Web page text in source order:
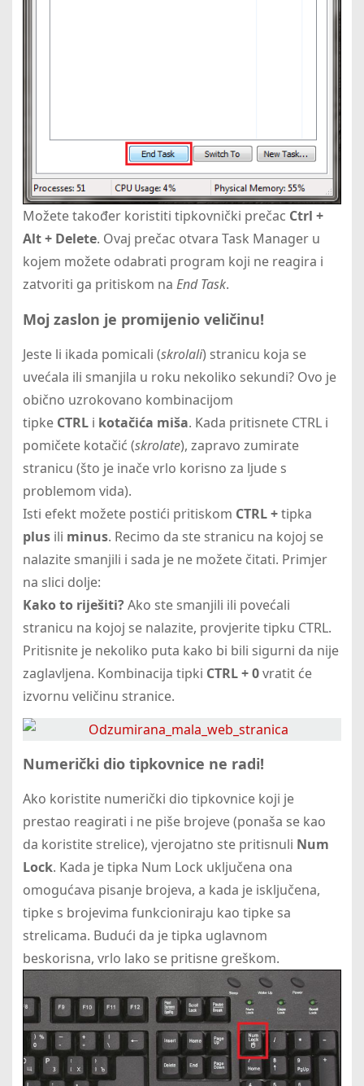
Možete također koristiti tipkovnički prečac Ctrl +
Alt + Delete. Ovaj prečac otvara Task Manager u
kojem možete odabrati program koji ne reagira i
zatvoriti ga pritiskom na End Task.
Moj zaslon je promijenio veličinu!
Jeste li ikada pomicali (skrolali) stranicu koja se
uvećala ili smanjila u roku nekoliko sekundi? Ovo je
obično uzrokovano kombinacijom
tipke CTRL i kotačića miša. Kada pritisnete CTRL i
pomičete kotačić (skrolate), zapravo zumirate
stranicu (što je inače vrlo korisno za ljude s
problemom vida).
Isti efekt možete postići pritiskom CTRL+tipka
plusili minus. Recimo da ste stranicu na kojoj se
nalazite smanjili i sada je ne možete čitati. Primjer
na slici dolje:
Kako to riješiti?Ako ste smanjili ili povećali
stranicu na kojoj se nalazite, provjerite tipku CTRL.
Pritisnite je nekoliko puta kako bi bili sigurni da nije
zaglavljena. Kombinacija tipki CTRL + 0vratit će
izvornu veličinu stranice.
Numerički dio tipkovnice ne radi!
Ako koristite numerički dio tipkovnice koji je
prestao reagirati i ne piše brojeve (ponaša se kao
da koristite strelice), vjerojatno ste pritisnuli Num
Lock. Kada je tipka Num Lock uključena ona
omogućava pisanje brojeva, a kada je isključena,
tipke s brojevima funkcioniraju kao tipke sa
strelicama. Budući da je tipka uglavnom
beskorisna, vrlo lako se pritisne greškom.